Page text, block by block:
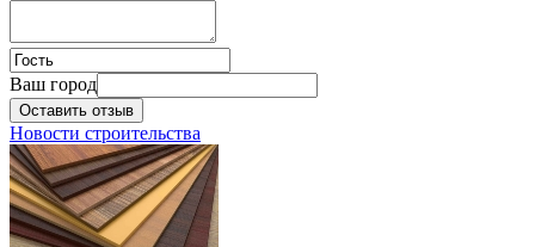
Банк ГОРОД
Адрес:Мытищи, улица
Щербакова, 7
Ваш город
Оставить отзыв
Новости строительства